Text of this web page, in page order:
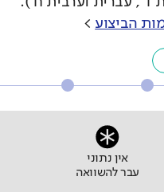
הביצוע >
אין נתוני
עבר להשוואה